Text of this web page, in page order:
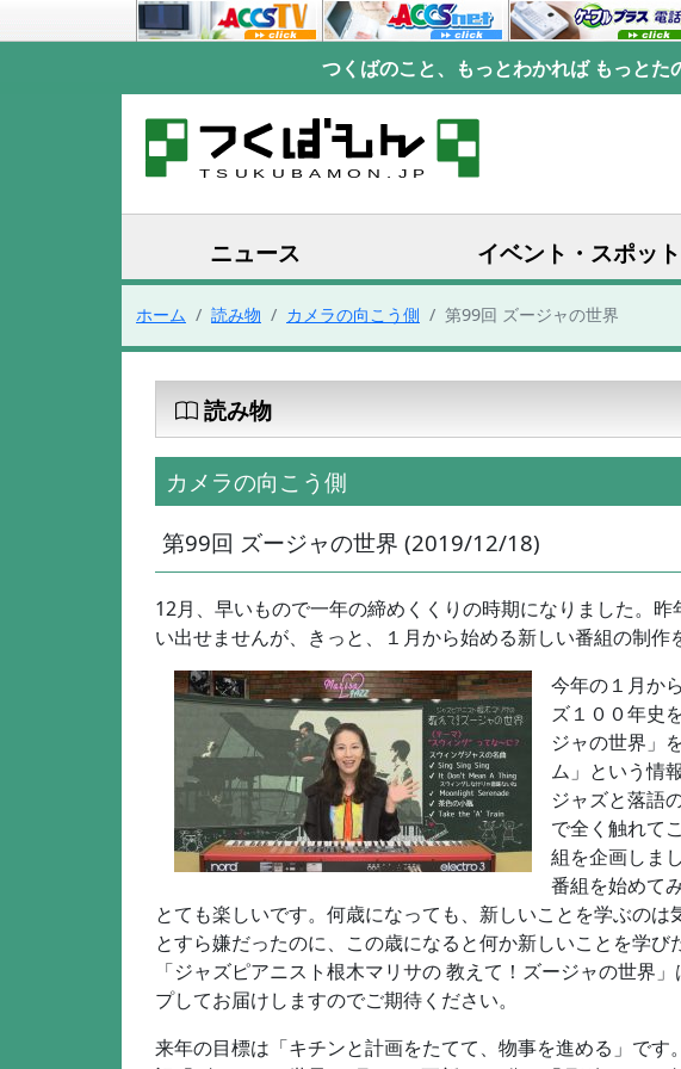
つくばのこと、もっとわかれば もっとた
ニュース イベント・スポット
ホーム 読み物 カメラの向こう側 第99回 ズージャの世界
読み物
カメラの向こう側
第99回 ズージャの世界 (2019/12/18)
12月、早いもので一年の締めくくりの時期になりました。
い出せませんが、きっと、１月から始める新しい番組の制作
今年の１月か
ズ１００年史
ジャの世界」
ム」という情
ジャズと落語
で全く触れて
組を企画しまし
番組を始めて
とても楽しいです。何歳になっても、新しいことを学ぶの
とすら嫌だったのに、この歳になると何か新しいことを学び
「ジャズピアニスト根木マリサの 教えて！ズージャの世界
プしてお届けしますのでご期待ください。
来年の目標は「キチンと計画をたてて、物事を進める」で